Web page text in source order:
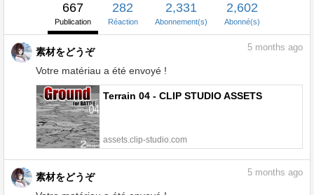
667
Publication
282
Réaction
2,331
Abonnement(s)
2,602
Abonné(s)
素材をどうぞ
Votre matériau a été envoyé !
5 months ago
Terrain 04 - CLIP STUDIO ASSETS
assets.clip-studio.com
素材をどうぞ
5 months ago